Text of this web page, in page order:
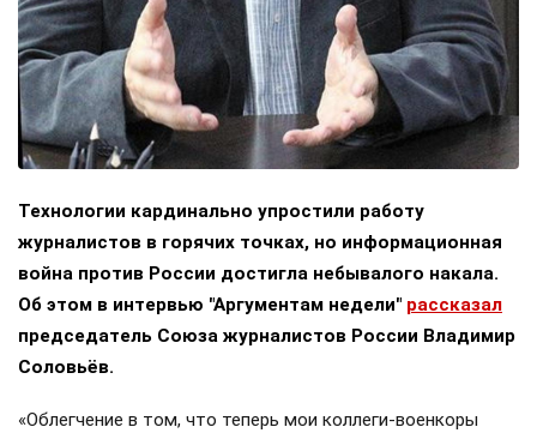
Технологии кардинально упростили работу
журналистов в горячих точках, но информационная
война против России достигла небывалого накала.
Об этом в интервью "Аргументам недели" рассказал
председатель Союза журналистов России Владимир
Соловьёв.
«Облегчение в том, что теперь мои коллеги-военкоры